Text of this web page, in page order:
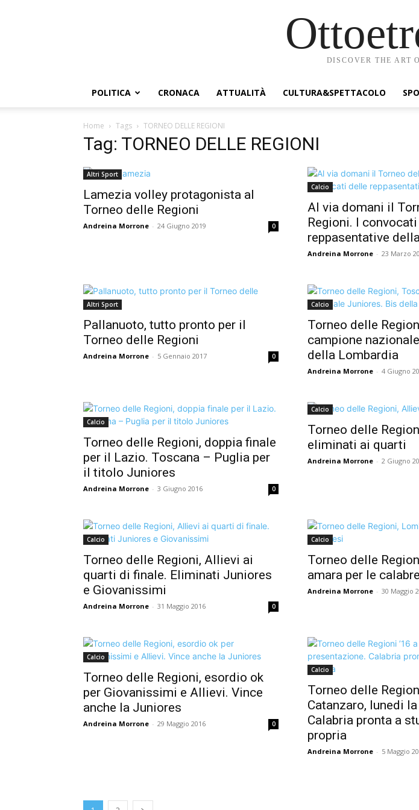
DISCOVER THE ART
POLITICA CRONACA ATTUALITÀ CULTURA&SPETTACOLO
Home Tags TORNEO DELLE REGIONI
Tag: TORNEO DELLE REGIONI
Altri Sport
Lamezia volley protagonista al
Torneo delle Regioni
Andreina Morrone - 24 Giugno 2019 0
Calcio
Al via domani il
Regioni. I
reppasentative
Andreina Morrone - 23 Marzo
Altri Sport
Pallanuoto, tutto pronto per il
Torneo delle Regioni
Andreina Morrone - 5 Gennaio 2017 0
Calcio
Torneo delle
campione
della Lombardia
Andreina Morrone - 4 Giugno
Calcio
Torneo delle Regioni, doppia finale
per il Lazio. Toscana – Puglia per
il titolo Juniores
Andreina Morrone - 3 Giugno 2016 0
Calcio
Torneo delle
eliminati ai quarti
Andreina Morrone - 2 Giugno
Calcio
Torneo delle Regioni, Allievi ai
quarti di finale. Eliminati Juniores
e Giovanissimi
Andreina Morrone - 31 Maggio 2016 0
Calcio
Torneo delle
amara per le
Andreina Morrone - 30 Maggio
Calcio
Torneo delle Regioni, esordio ok
per Giovanissimi e Allievi. Vince
anche la Juniores
Andreina Morrone - 29 Maggio 2016 0
Calcio
Torneo delle
Catanzaro, lunedi
Calabria pronta a
propria
Andreina Morrone - 5 Maggio